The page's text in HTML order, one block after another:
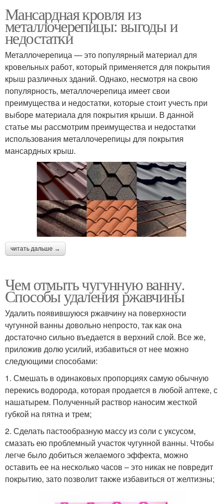
Мансардная кровля из
металлочерепицы: выгоды и
недостатки
Металлочерепица — это популярный материал для
кровельных работ, который применяется для покрытия
крыш различных зданий. Однако, несмотря на свою
популярность, металлочерепица имеет свои
преимущества и недостатки, которые стоит учесть при
выборе материала для покрытия крыши. В данной
статье мы рассмотрим преимущества и недостатки
использования металлочерепицы для покрытия
мансардных крыш.
читать дальше →
Чем отмыть чугунную ванну.
Способы удаления ржавчины
Удалить появившуюся ржавчину на поверхности
чугунной ванны довольно непросто, так как она
достаточно сильно въедается в верхний слой. Все же,
приложив долю усилий, избавиться от нее можно
следующими способами:
1. Смешать в одинаковых пропорциях самую обычную
перекись водорода, которая продается в любой аптеке, с
нашатырем. Полученный раствор наносим жесткой
губкой на пятна и трем;
2. Сделать пастообразную массу из соли с уксусом,
смазать ею проблемный участок чугунной ванны. Чтобы
легче было добиться желаемого эффекта, можно
оставить ее на несколько часов – это никак не повредит
покрытию, зато позволит также избавиться от желтизны;